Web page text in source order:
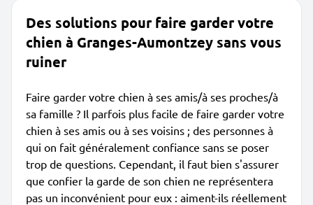
Des solutions pour faire garder votre
chien à Granges-Aumontzey sans vous
ruiner
Faire garder votre chien à ses amis/à ses proches/à
sa famille ? Il parfois plus facile de faire garder votre
chien à ses amis ou à ses voisins ; des personnes à
qui on fait généralement confiance sans se poser
trop de questions. Cependant, il faut bien s'assurer
que confier la garde de son chien ne représentera
pas un inconvénient pour eux : aiment-ils réellement